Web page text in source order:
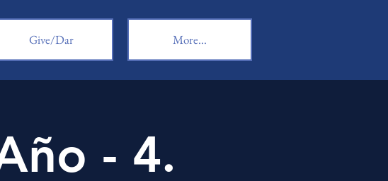
Give/Dar More...
- 4.